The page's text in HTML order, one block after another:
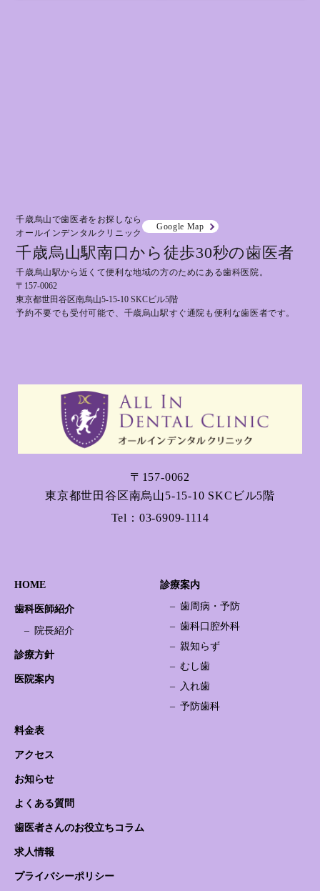
千歳烏山で歯医者をお探しなら
オールインデンタルクリニック
Google Map
千歳烏山駅南口から徒歩30秒の歯医者
千歳烏山駅から近くて便利な地域の方のためにある歯科医院。
〒157-0062
東京都世田谷区南烏山5-15-10 SKCビル5階
予約不要でも受付可能で、千歳烏山駅すぐ通院も便利な歯医者です。
〒157-0062
東京都世田谷区南烏山5-15-10 SKCビル5階
Tel： 03-6909-1114
HOME
歯科医師紹介
院長紹介
診療方針
医院案内
診療案内
歯周病・予防
歯科口腔外科
親知らず
むし歯
入れ歯
予防歯科
料金表
アクセス
お知らせ
よくある質問
歯医者さんのお役立ちコラム
求人情報
プライバシーポリシー